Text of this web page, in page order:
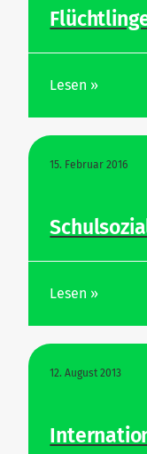
Lesen »
15. Februar 2016
Lesen »
12. August 2013